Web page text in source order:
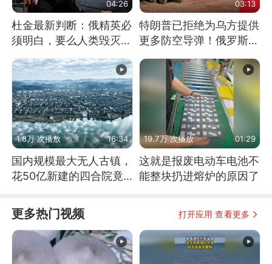
04:26
杜金最新判断：俄精英必
须明白，要么人类毁灭，
03:13
特朗普已拒绝为乌方提供
更多防空导弹！俄罗斯抓
1.8万 次播放 16:34
国内规模最大无人古镇，
花50亿新建的四合院竟
19.7万 次播放 01:29
这就是报废电动车电池不
能整块扔进熔炉的原因了
更多热门视频 打开应用 查看更多